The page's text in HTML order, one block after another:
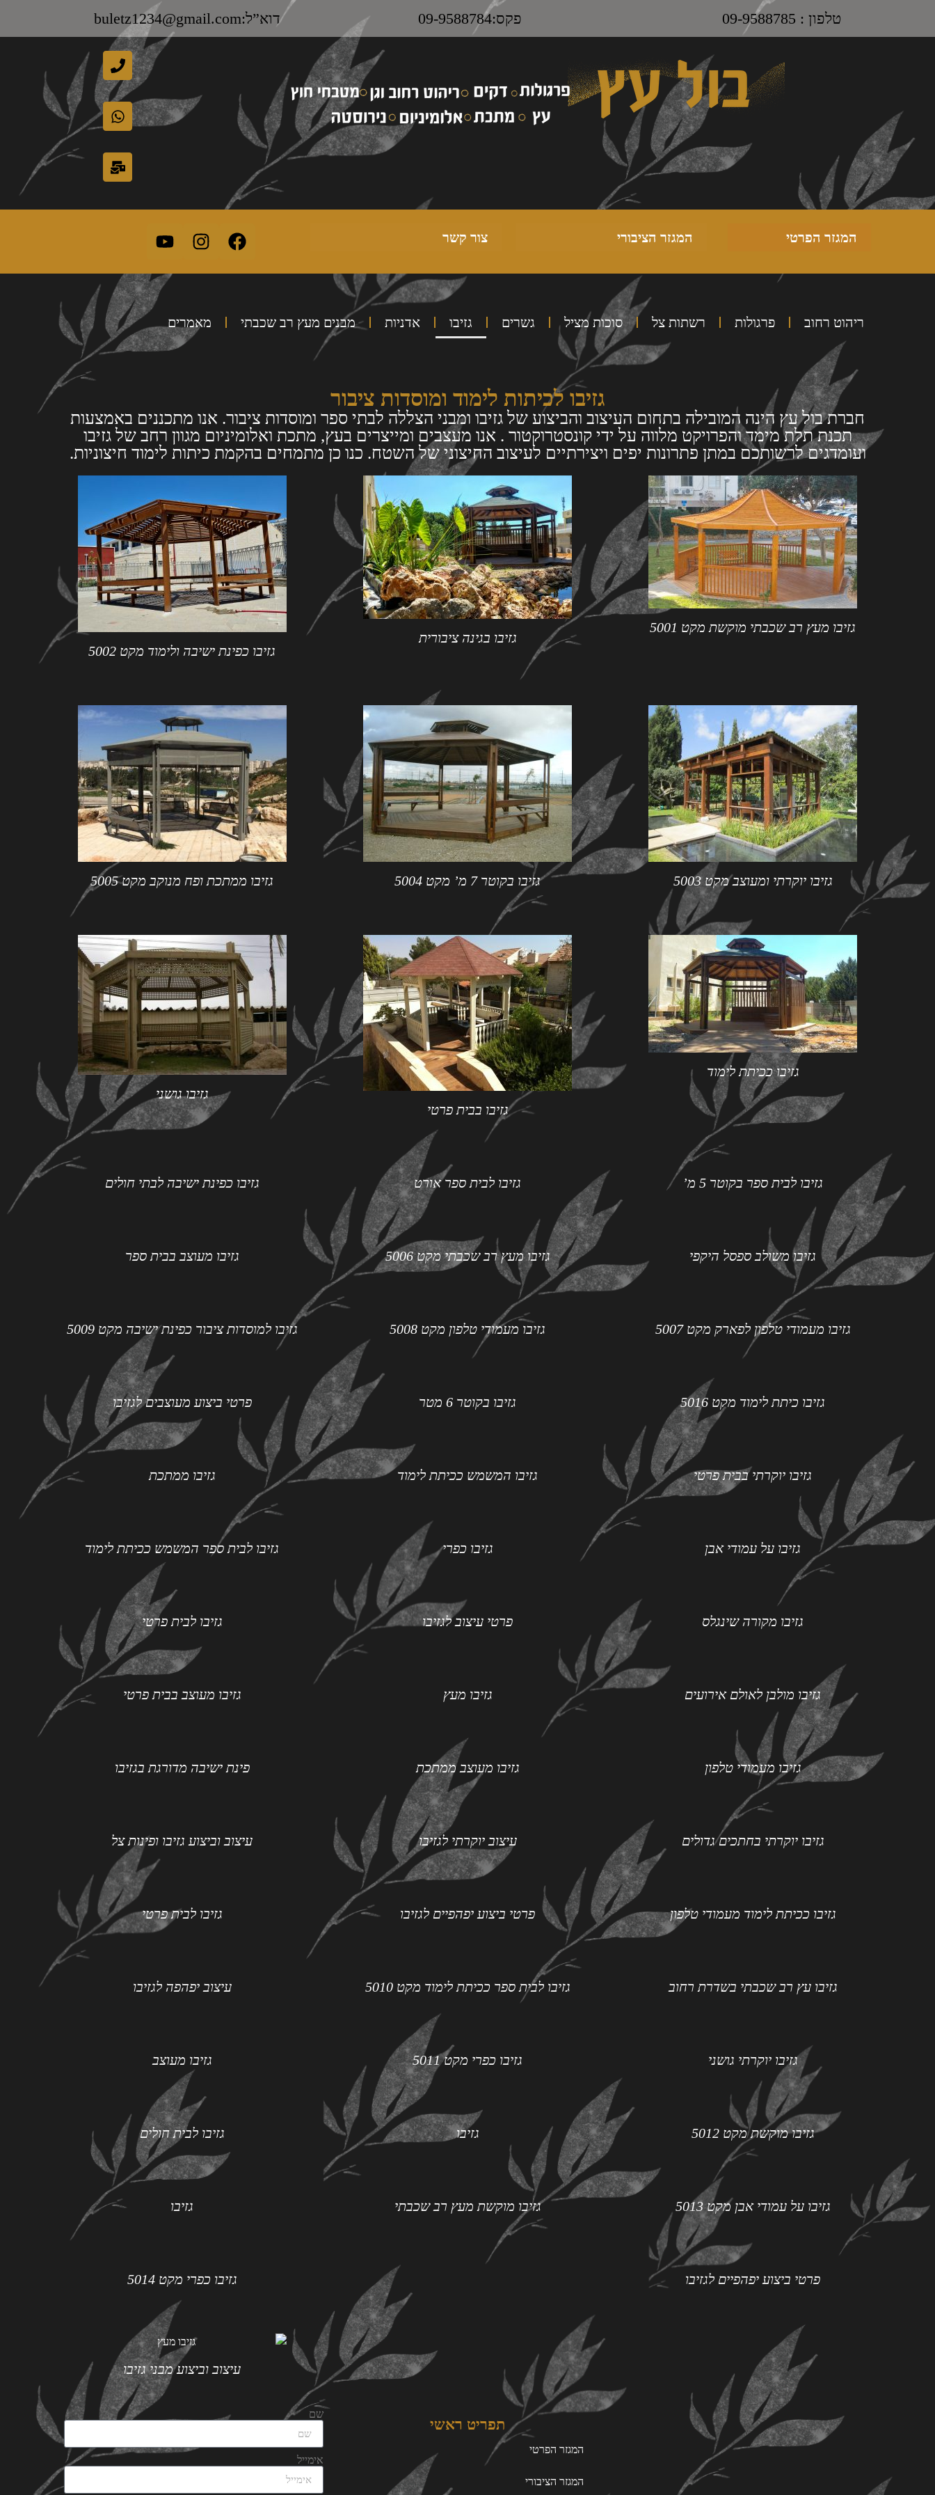
טלפון : 09-9588785 פקס:09-9588784 דוא”ל:buletz1234@gmail.com
המגזר הפרטי המגזר הציבורי צור קשר
ריהוט רחוב פרגולות רשתות צל סוכות מציל גשרים גזיבו אדניות מבנים מעץ רב שכבתי מאמרים
גזיבו לכיתות לימוד ומוסדות ציבור
חברת בול עץ הינה המובילה בתחום העיצוב והביצוע של גזיבו ומבני הצללה לבתי ספר ומוסדות ציבור. אנו מתכננים באמצעות
תכנת תלת מימד והפרויקט מלווה על ידי קונסטרוקטור . אנו מעצבים ומייצרים בעץ, מתכת ואלומיניום מגוון רחב של גזיבו
ועומדגים לרשותכם במתן פתרונות יפים ויצירתיים לעיצוב החיצוני של השטח. כנו כן מתמחים בהקמת כיתות לימוד חיצוניות.
גזיבו מעץ רב שכבתי מוקשת מקט 5001
גזיבו בגינה ציבורית
גזיבו כפינת ישיבה ולימוד מקט 5002
גזיבו יוקרתי ומעוצב מקט 5003 גזיבו בקוטר 7 מ’ מקט 5004 גזיבו ממתכת ופח מנוקב מקט 5005
גזיבו ככיתת לימוד
גזיבו בבית פרטי
גזיבו גושני
גזיבו לבית ספר בקוטר 5 מ’ גזיבו לבית ספר אורט גזיבו כפינת ישיבה לבתי חולים
גזיבו משולב ספסל היקפי גזיבו מעץ רב שכבתי מקט 5006 גזיבו מעוצב בבית ספר
גזיבו מעמודי טלפון לפארק מקט 5007 גזיבו מעמודי טלפון מקט 5008 גזיבו למוסדות ציבור כפינת ישיבה מקט 5009
גזיבו כיתת לימוד מקט 5016 גזיבו בקוטר 6 מטר פרטי ביצוע מעוצבים לגזיבו
גזיבו יוקרתי בבית פרטי גזיבו המשמש ככיתת לימוד גזיבו ממתכת
גזיבו על עמודי אבן גזיבו כפרי גזיבו לבית ספר המשמש ככיתת לימוד
גזיבו מקורה שינגלס פרטי עיצוב לגזיבו גזיבו לבית פרטי
גזיבו מולבן לאולם אירועים גזיבו מעץ גזיבו מעוצב בבית פרטי
גזיבו מעמודי טלפון גזיבו מעוצב ממתכת פינת ישיבה מדורגת בגזיבו
גזיבו יוקרתי בחתכים גדולים עיצוב יוקרתי לגזיבו עיצוב וביצוע גזיבו ופינות צל
גזיבו ככיתת לימוד מעמודי טלפון פרטי ביצוע יפהפיים לגזיבו גזיבו לבית פרטי
גזיבו עץ רב שכבתי בשדרת רחוב גזיבו לבית ספר ככיתת לימוד מקט 5010 עיצוב יפהפה לגזיבו
גזיבו יוקרתי גושני גזיבו כפרי מקט 5011 גזיבו מעוצב
גזיבו מוקשת מקט 5012 גזיבו גזיבו לבית חולים
גזיבו על עמודי אבן מקט 5013 גזיבו מוקשת מעץ רב שכבתי גזיבו
פרטי ביצוע יפהפיים לגזיבו גזיבו כפרי מקט 5014
עיצוב וביצוע מבני גזיבו
תפריט ראשי
המגזר הפרטי
המגזר הציבורי
שם
אימייל